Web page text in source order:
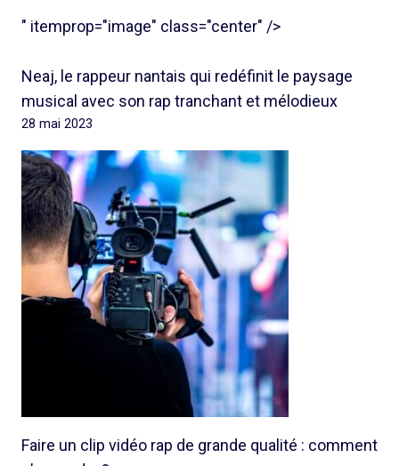
" itemprop="image" class="center" />
Neaj, le rappeur nantais qui redéfinit le paysage
musical avec son rap tranchant et mélodieux
28 mai 2023
Faire un clip vidéo rap de grande qualité : comment